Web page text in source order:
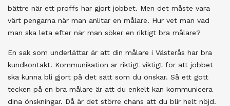
bättre när ett proffs har gjort jobbet. Men det måste vara
värt pengarna när man anlitar en målare. Hur vet man vad
man ska leta efter när man söker en riktigt bra målare?
En sak som underlättar är att din målare i Västerås har bra
kundkontakt. Kommunikation är riktigt viktigt för att jobbet
ska kunna bli gjort på det sätt som du önskar. Så ett gott
tecken på en bra målare är att du enkelt kan kommunicera
dina önskningar. Då är det större chans att du blir helt nöjd.